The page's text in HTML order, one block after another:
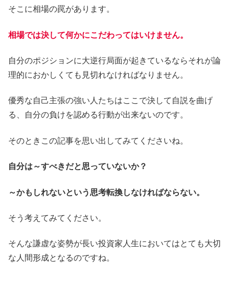
そこに相場の罠があります。
相場では決して何かにこだわってはいけません。
自分のポジションに大逆行局面が起きているならそれが論
理的におかしくても見切れなければなりません。
優秀な自己主張の強い人たちはここで決して自説を曲げ
る、自分の負けを認める行動が出来ないのです。
そのときこの記事を思い出してみてくださいね。
自分は～すべきだと思っていないか？
～かもしれないという思考転換しなければならない。
そう考えてみてください。
そんな謙虚な姿勢が長い投資家人生においてはとても大切
な人間形成となるのですね。